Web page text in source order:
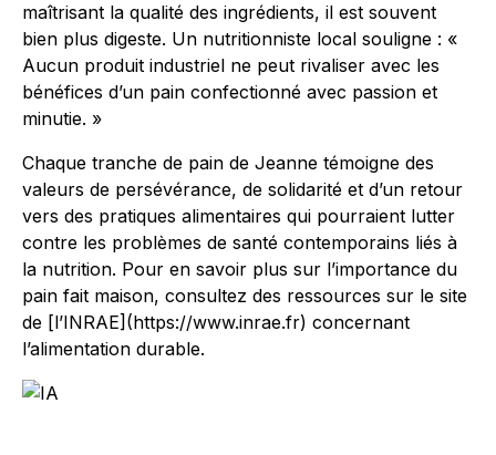
maîtrisant la qualité des ingrédients, il est souvent
bien plus digeste. Un nutritionniste local souligne : «
Aucun produit industriel ne peut rivaliser avec les
bénéfices d’un pain confectionné avec passion et
minutie. »
Chaque tranche de pain de Jeanne témoigne des
valeurs de persévérance, de solidarité et d’un retour
vers des pratiques alimentaires qui pourraient lutter
contre les problèmes de santé contemporains liés à
la nutrition. Pour en savoir plus sur l’importance du
pain fait maison, consultez des ressources sur le site
de [l’INRAE](https://www.inrae.fr) concernant
l’alimentation durable.